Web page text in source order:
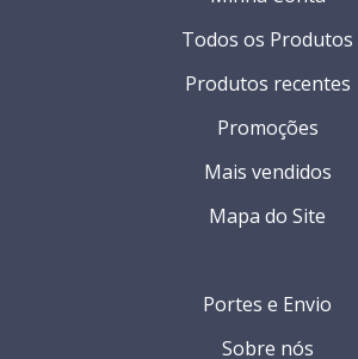
Portes e Envio
Sobre nós
Todos os Produtos
Produtos recentes
Promoções
Mais vendidos
Mapa do Site